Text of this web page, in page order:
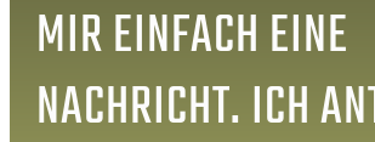
MIR EINFACH EINE
NACHRICHT. ICH